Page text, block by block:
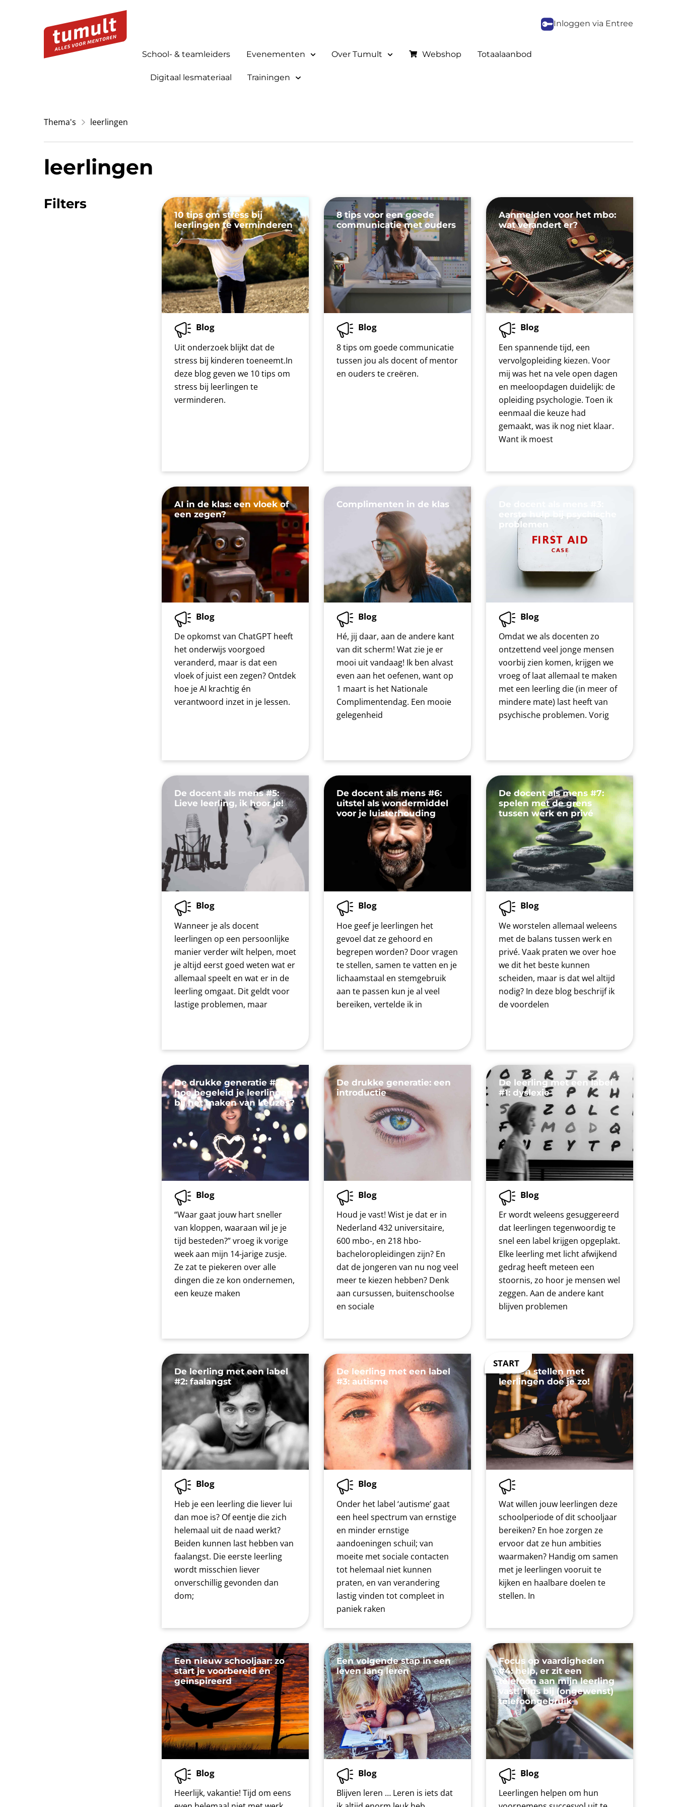
Inloggen via Entree
School- & teamleiders Evenementen Over Tumult Webshop Totaalaanbod
Digitaal lesmateriaal Trainingen
Thema's leerlingen
leerlingen
Filters
10 tips om stress bij
leerlingen te verminderen
Blog
Uit onderzoek blijkt dat de
stress bij kinderen toeneemt.In
deze blog geven we 10 tips om
stress bij leerlingen te
verminderen.
8 tips voor een goede
communicatie met ouders
Blog
8 tips om goede communicatie
tussen jou als docent of mentor
en ouders te creëren.
Aanmelden voor het mbo:
wat verandert er?
Blog
Een spannende tijd, een
vervolgopleiding kiezen. Voor
mij was het na vele open dagen
en meeloopdagen duidelijk: de
opleiding psychologie. Toen ik
eenmaal die keuze had
gemaakt, was ik nog niet klaar.
Want ik moest
AI in de klas: een vloek of
een zegen?
Blog
De opkomst van ChatGPT heeft
het onderwijs voorgoed
veranderd, maar is dat een
vloek of juist een zegen? Ontdek
hoe je AI krachtig én
verantwoord inzet in je lessen.
Complimenten in de klas
Blog
Hé, jij daar, aan de andere kant
van dit scherm! Wat zie je er
mooi uit vandaag! Ik ben alvast
even aan het oefenen, want op
1 maart is het Nationale
Complimentendag. Een mooie
gelegenheid
eerste hulp bij psychische
problemen
Blog
Omdat we als docenten zo
ontzettend veel jonge mensen
voorbij zien komen, krijgen we
vroeg of laat allemaal te maken
met een leerling die (in meer of
mindere mate) last heeft van
psychische problemen. Vorig
De docent als mens #5:
Lieve leerling, ik hoor je!
Blog
Wanneer je als docent
leerlingen op een persoonlijke
manier verder wilt helpen, moet
je altijd eerst goed weten wat er
allemaal speelt en wat er in de
leerling omgaat. Dit geldt voor
lastige problemen, maar
De docent als mens #6:
uitstel als wondermiddel
voor je luisterhouding
Blog
Hoe geef je leerlingen het
gevoel dat ze gehoord en
begrepen worden? Door vragen
te stellen, samen te vatten en je
lichaamstaal en stemgebruik
aan te passen kun je al veel
bereiken, vertelde ik in
De docent als mens #7:
spelen met de grens
tussen werk en privé
Blog
We worstelen allemaal weleens
met de balans tussen werk en
privé. Vaak praten we over hoe
we dit het beste kunnen
scheiden, maar is dat wel altijd
nodig? In deze blog beschrijf ik
de voordelen
De drukke generatie #2:
hoe begeleid je leerlingen
bij het maken van keuzes?
Blog
“Waar gaat jouw hart sneller
van kloppen, waaraan wil je je
tijd besteden?” vroeg ik vorige
week aan mijn 14-jarige zusje.
Ze zat te piekeren over alle
dingen die ze kon ondernemen,
een keuze maken
De drukke generatie: een
introductie
Blog
Houd je vast! Wist je dat er in
Nederland 432 universitaire,
600 mbo-, en 218 hbo-
bacheloropleidingen zijn? En
dat de jongeren van nu nog veel
meer te kiezen hebben? Denk
aan cursussen, buitenschoolse
en sociale
De leerling met een label
#1: dyslexie
Blog
Er wordt weleens gesuggereerd
dat leerlingen tegenwoordig te
snel een label krijgen opgeplakt.
Elke leerling met licht afwijkend
gedrag heeft meteen een
stoornis, zo hoor je mensen wel
zeggen. Aan de andere kant
blijven problemen
De leerling met een label
#2: faalangst
Blog
Heb je een leerling die liever lui
dan moe is? Of eentje die zich
helemaal uit de naad werkt?
Beiden kunnen last hebben van
faalangst. Die eerste leerling
wordt misschien liever
onverschillig gevonden dan
dom;
De leerling met een label
#3: autisme
Blog
Onder het label ‘autisme’ gaat
een heel spectrum van ernstige
en minder ernstige
aandoeningen schuil; van
moeite met sociale contacten
tot helemaal niet kunnen
praten, en van verandering
lastig vinden tot compleet in
paniek raken
Doelen stellen met
leerlingen doe je zo!
Wat willen jouw leerlingen deze
schoolperiode of dit schooljaar
bereiken? En hoe zorgen ze
ervoor dat ze hun ambities
waarmaken? Handig om samen
met je leerlingen vooruit te
kijken en haalbare doelen te
stellen. In
Een nieuw schooljaar: zo
start je voorbereid én
geïnspireerd
Blog
Heerlijk, vakantie! Tijd om eens
Een volgende stap in een
leven lang leren
Blog
Blijven leren … Leren is iets dat
Focus op vaardigheden
#4: help, er zit een
telefoon aan mijn leerling
vast! Tips bij (ongewenst)
telefoongebruik
Blog
Leerlingen helpen om hun